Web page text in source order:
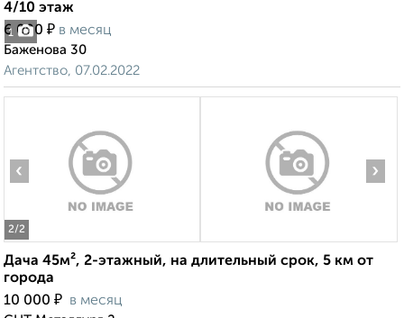
1
4/10 этаж
6 000 ₽ в месяц
Баженова 30
Агентство, 07.02.2022
2/2
‹ ›
Дача 45м², 2-этажный, на длительный срок, 5 км от
города
10 000 ₽ в месяц